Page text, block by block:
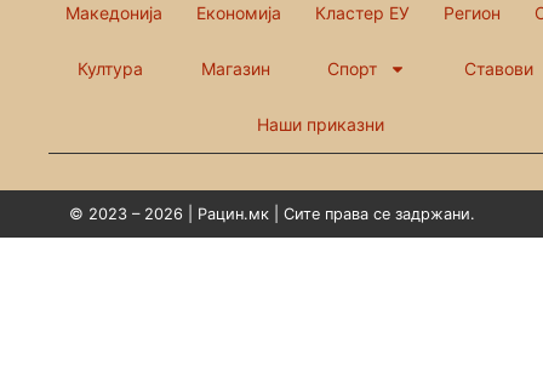
Македонија Економија Кластер ЕУ Регион
Култура Магазин Спорт Ставови
Наши приказни
© 2023 – 2026 | Рацин.мк | Сите права се задржани.